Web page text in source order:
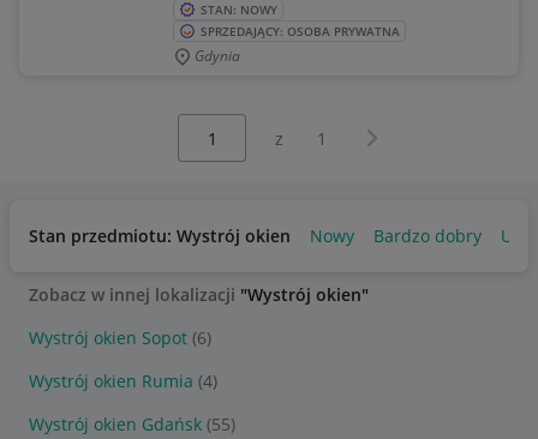
STAN: NOWY
SPRZEDAJĄCY: OSOBA PRYWATNA
Gdynia
z 1 Następna strona
Stan przedmiotu: Wystrój okien Nowy Bardzo dobry
Zobacz w innej lokalizacji "Wystrój okien"
Wystrój okien Sopot (6)
Wystrój okien Rumia (4)
Wystrój okien Gdańsk (55)